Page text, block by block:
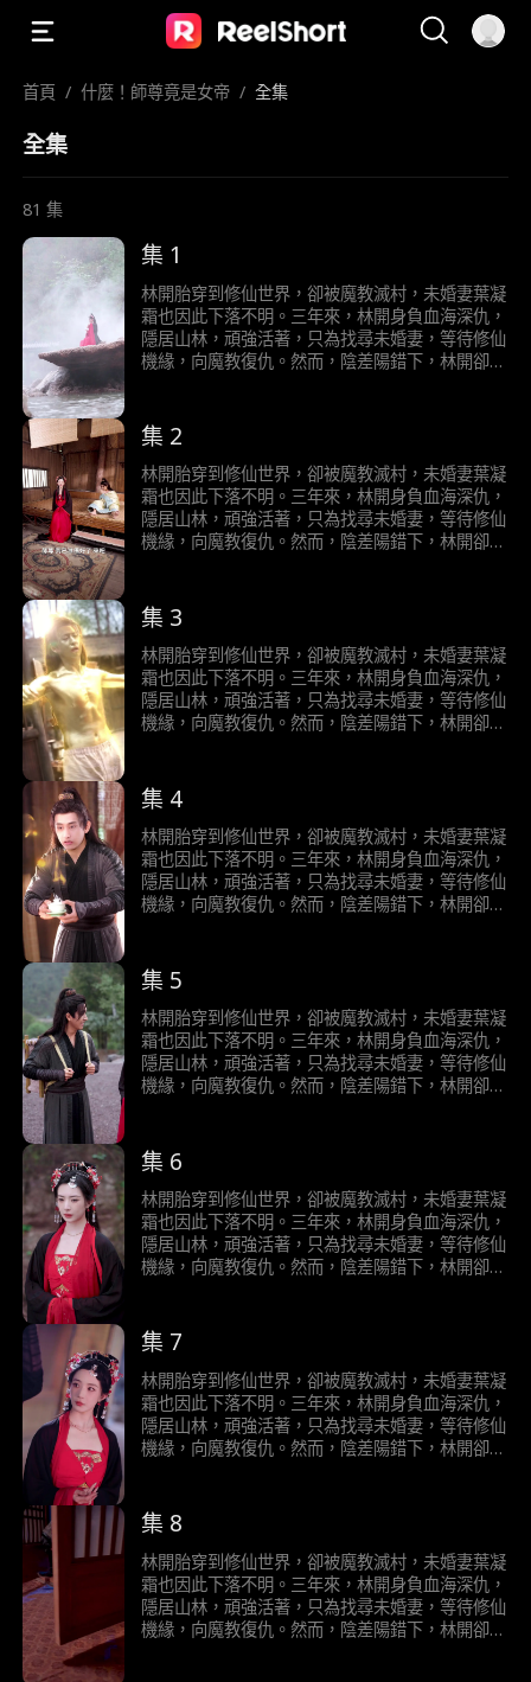
首頁 / 什麼！師尊竟是女帝 / 全集
全集
81 集
集 1
林開胎穿到修仙世界，卻被魔教滅村，未婚妻葉凝
霜也因此下落不明。三年來，林開身負血海深仇，
隱居山林，頑強活著，只為找尋未婚妻，等待修仙
機緣，向魔教復仇。然而，陰差陽錯下，林開卻
歡願意收林開為弟子，只是看重林開身懷天道金
丹，可煉就大補仙丹。於是夥同魔教眾弟子，一邊
欺騙林開他們是正道，一邊只想加害林開，想將其
煉成大補仙丹用以療傷和提升修為。當林開在被魔
教眾人一次次加害後，修為反而一飛沖天，無人可
敵時，冷清歡和魔教弟子徹底慌了！用盡辦法隱瞞
漸與林開交心，被林開的正義之舉逐漸感化，最終
將男主當成他們真正的師弟，也主動和盤托出他們
是魔教的事實。而林開在早就猜出他們是魔教的情
況下，以一己之力，不計前嫌，明辨是非，成功帶
偏魔教眾人，引他們向善，同時懲治正道中的邪惡
行徑，還修仙世界太平。最終，在林開的努力下，
人，也憑藉個人魅力和無敵的實力，收服所有宗
門，最後發現魔教女帝冷清歡就是自己一直以來尋
找的未婚妻，葉凝霜。
集 2
林開胎穿到修仙世界，卻被魔教滅村，未婚妻葉凝
霜也因此下落不明。三年來，林開身負血海深仇，
隱居山林，頑強活著，只為找尋未婚妻，等待修仙
機緣，向魔教復仇。然而，陰差陽錯下，林開卻
歡願意收林開為弟子，只是看重林開身懷天道金
丹，可煉就大補仙丹。於是夥同魔教眾弟子，一邊
欺騙林開他們是正道，一邊只想加害林開，想將其
煉成大補仙丹用以療傷和提升修為。當林開在被魔
教眾人一次次加害後，修為反而一飛沖天，無人可
敵時，冷清歡和魔教弟子徹底慌了！用盡辦法隱瞞
漸與林開交心，被林開的正義之舉逐漸感化，最終
將男主當成他們真正的師弟，也主動和盤托出他們
是魔教的事實。而林開在早就猜出他們是魔教的情
況下，以一己之力，不計前嫌，明辨是非，成功帶
偏魔教眾人，引他們向善，同時懲治正道中的邪惡
行徑，還修仙世界太平。最終，在林開的努力下，
人，也憑藉個人魅力和無敵的實力，收服所有宗
門，最後發現魔教女帝冷清歡就是自己一直以來尋
找的未婚妻，葉凝霜。
集 3
林開胎穿到修仙世界，卻被魔教滅村，未婚妻葉凝
霜也因此下落不明。三年來，林開身負血海深仇，
隱居山林，頑強活著，只為找尋未婚妻，等待修仙
機緣，向魔教復仇。然而，陰差陽錯下，林開卻
歡願意收林開為弟子，只是看重林開身懷天道金
丹，可煉就大補仙丹。於是夥同魔教眾弟子，一邊
欺騙林開他們是正道，一邊只想加害林開，想將其
煉成大補仙丹用以療傷和提升修為。當林開在被魔
教眾人一次次加害後，修為反而一飛沖天，無人可
敵時，冷清歡和魔教弟子徹底慌了！用盡辦法隱瞞
漸與林開交心，被林開的正義之舉逐漸感化，最終
將男主當成他們真正的師弟，也主動和盤托出他們
是魔教的事實。而林開在早就猜出他們是魔教的情
況下，以一己之力，不計前嫌，明辨是非，成功帶
偏魔教眾人，引他們向善，同時懲治正道中的邪惡
行徑，還修仙世界太平。最終，在林開的努力下，
人，也憑藉個人魅力和無敵的實力，收服所有宗
門，最後發現魔教女帝冷清歡就是自己一直以來尋
找的未婚妻，葉凝霜。
集 4
林開胎穿到修仙世界，卻被魔教滅村，未婚妻葉凝
霜也因此下落不明。三年來，林開身負血海深仇，
隱居山林，頑強活著，只為找尋未婚妻，等待修仙
機緣，向魔教復仇。然而，陰差陽錯下，林開卻
歡願意收林開為弟子，只是看重林開身懷天道金
丹，可煉就大補仙丹。於是夥同魔教眾弟子，一邊
欺騙林開他們是正道，一邊只想加害林開，想將其
煉成大補仙丹用以療傷和提升修為。當林開在被魔
教眾人一次次加害後，修為反而一飛沖天，無人可
敵時，冷清歡和魔教弟子徹底慌了！用盡辦法隱瞞
漸與林開交心，被林開的正義之舉逐漸感化，最終
將男主當成他們真正的師弟，也主動和盤托出他們
是魔教的事實。而林開在早就猜出他們是魔教的情
況下，以一己之力，不計前嫌，明辨是非，成功帶
偏魔教眾人，引他們向善，同時懲治正道中的邪惡
行徑，還修仙世界太平。最終，在林開的努力下，
人，也憑藉個人魅力和無敵的實力，收服所有宗
門，最後發現魔教女帝冷清歡就是自己一直以來尋
找的未婚妻，葉凝霜。
集 5
林開胎穿到修仙世界，卻被魔教滅村，未婚妻葉凝
霜也因此下落不明。三年來，林開身負血海深仇，
隱居山林，頑強活著，只為找尋未婚妻，等待修仙
機緣，向魔教復仇。然而，陰差陽錯下，林開卻
歡願意收林開為弟子，只是看重林開身懷天道金
丹，可煉就大補仙丹。於是夥同魔教眾弟子，一邊
欺騙林開他們是正道，一邊只想加害林開，想將其
煉成大補仙丹用以療傷和提升修為。當林開在被魔
教眾人一次次加害後，修為反而一飛沖天，無人可
敵時，冷清歡和魔教弟子徹底慌了！用盡辦法隱瞞
漸與林開交心，被林開的正義之舉逐漸感化，最終
將男主當成他們真正的師弟，也主動和盤托出他們
是魔教的事實。而林開在早就猜出他們是魔教的情
況下，以一己之力，不計前嫌，明辨是非，成功帶
偏魔教眾人，引他們向善，同時懲治正道中的邪惡
行徑，還修仙世界太平。最終，在林開的努力下，
人，也憑藉個人魅力和無敵的實力，收服所有宗
門，最後發現魔教女帝冷清歡就是自己一直以來尋
找的未婚妻，葉凝霜。
集 6
林開胎穿到修仙世界，卻被魔教滅村，未婚妻葉凝
霜也因此下落不明。三年來，林開身負血海深仇，
隱居山林，頑強活著，只為找尋未婚妻，等待修仙
機緣，向魔教復仇。然而，陰差陽錯下，林開卻
歡願意收林開為弟子，只是看重林開身懷天道金
丹，可煉就大補仙丹。於是夥同魔教眾弟子，一邊
欺騙林開他們是正道，一邊只想加害林開，想將其
煉成大補仙丹用以療傷和提升修為。當林開在被魔
教眾人一次次加害後，修為反而一飛沖天，無人可
敵時，冷清歡和魔教弟子徹底慌了！用盡辦法隱瞞
漸與林開交心，被林開的正義之舉逐漸感化，最終
將男主當成他們真正的師弟，也主動和盤托出他們
是魔教的事實。而林開在早就猜出他們是魔教的情
況下，以一己之力，不計前嫌，明辨是非，成功帶
偏魔教眾人，引他們向善，同時懲治正道中的邪惡
行徑，還修仙世界太平。最終，在林開的努力下，
集 7
林開胎穿到修仙世界，卻被魔教滅村，未婚妻葉凝
霜也因此下落不明。三年來，林開身負血海深仇，
隱居山林，頑強活著，只為找尋未婚妻，等待修仙
機緣，向魔教復仇。然而，陰差陽錯下，林開卻
歡願意收林開為弟子，只是看重林開身懷天道金
丹，可煉就大補仙丹。於是夥同魔教眾弟子，一邊
欺騙林開他們是正道，一邊只想加害林開，想將其
煉成大補仙丹用以療傷和提升修為。當林開在被魔
教眾人一次次加害後，修為反而一飛沖天，無人可
敵時，冷清歡和魔教弟子徹底慌了！用盡辦法隱瞞
集 8
林開胎穿到修仙世界，卻被魔教滅村，未婚妻葉凝
霜也因此下落不明。三年來，林開身負血海深仇，
隱居山林，頑強活著，只為找尋未婚妻，等待修仙
機緣，向魔教復仇。然而，陰差陽錯下，林開卻